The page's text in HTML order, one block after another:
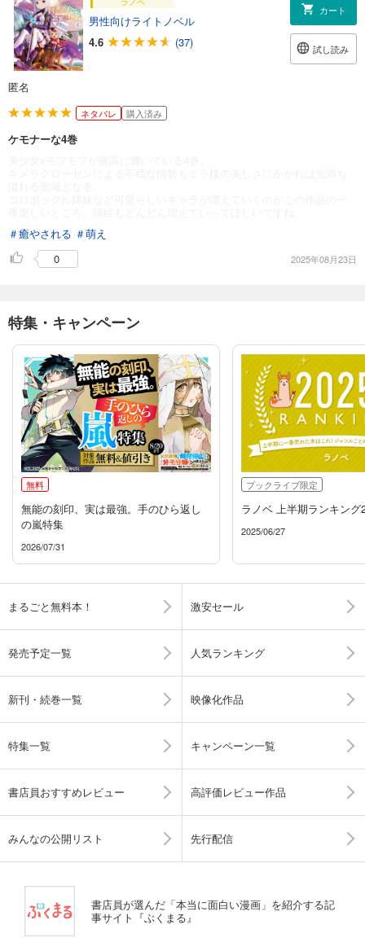
男性向けライトノベル
4.6
(37)
カート
試し読み
匿名
ネタバレ 購入済み
ケモナーな4巻
＃癒やされる ＃萌え
0
2025年08月23日
特集・キャンペーン
無料
無能の刻印、実は最強。手のひら返し
の嵐特集
2026/07/31
ブックライブ限定
ラノベ 上半期ランキング
2025/06/27
まるごと無料本！ 激安セール
発売予定一覧 人気ランキング
新刊・続巻一覧 映像化作品
特集一覧 キャンペーン一覧
書店員おすすめレビュー 高評価レビュー作品
みんなの公開リスト 先行配信
書店員が選んだ「本当に面白い漫画」を紹介する記
事サイト『ぶくまる』